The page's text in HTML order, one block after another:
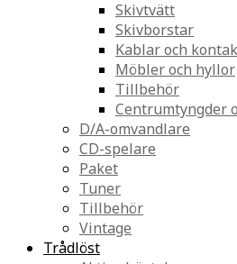
Skivtvätt
Skivborstar
Kablar och
Möbler och hyllor
Tillbehör
Centrumtyngder
D/A-omvandlare
CD-spelare
Paket
Tuner
Tillbehör
Vintage
Trådlöst